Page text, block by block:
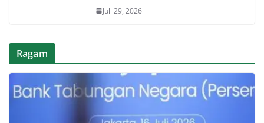
Juli 29, 2026
Ragam